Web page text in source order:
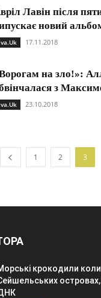
Лавін після
новий
17.11.2018
на зло!»:
з
23.10.2018
1 2 3
крокодили